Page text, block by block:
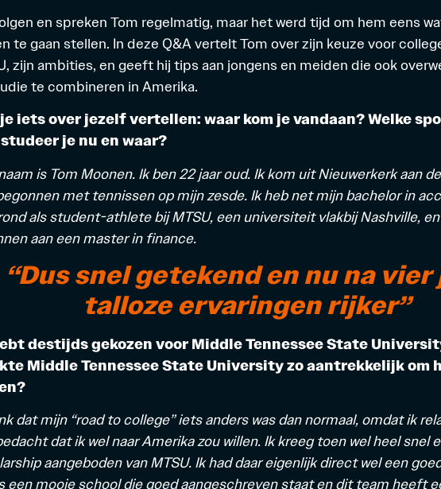
en spreken Tom regelmatig, maar het werd tijd om hem eens
te gaan stellen. In deze Q&A vertelt Tom over zijn keuze voor
zijn ambities, en geeft hij tips aan jongens en meiden die ook
te combineren in Amerika.
iets over jezelf vertellen: waar kom je vandaan? Welke
je nu en waar?
is Tom Moonen. Ik ben 22 jaar oud. Ik kom uit Nieuwerkerk aan
met tennissen op mijn zesde. Ik heb net mijn bachelor in
als student-athlete bij MTSU, een universiteit vlakbij Nashville,
aan een master in finance.
“Dus snel getekend en nu na vier
talloze ervaringen rijker”
destijds gekozen voor Middle Tennessee State
Middle Tennessee State University zo aantrekkelijk om
dat mijn “road to college” iets anders was dan normaal, omdat ik
dat ik wel naar Amerika zou willen. Ik kreeg toen wel heel snel
aangeboden van MTSU. Ik had daar eigenlijk direct wel een
een mooie school die goed aangeschreven staat en dit team heeft